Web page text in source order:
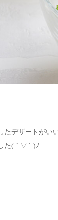
たデザートがい
た( ´ ▽ ` )ﾉ